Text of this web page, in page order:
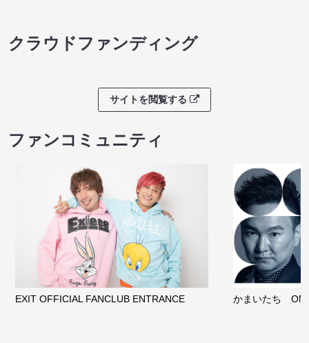
クラウドファンディング
サイトを閲覧する
ファンコミュニティ
EXIT OFFICIAL FANCLUB ENTRANCE かまいたち